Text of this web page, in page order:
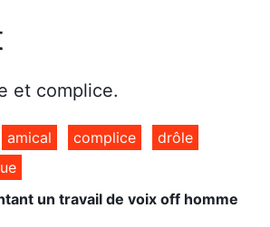
et complice.
amical complice
drôle
un travail de voix off homme